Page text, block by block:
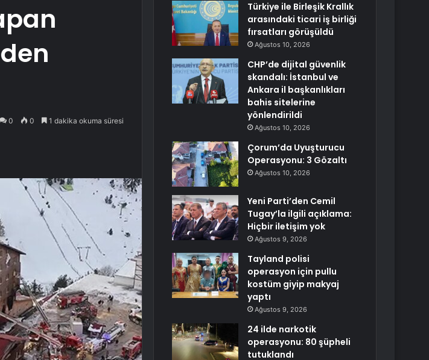
0 0 1 dakika okuma süresi
Türkiye ile Birleşik Krallık
arasındaki ticari iş birliği
fırsatları görüşüldü
Ağustos 10, 2026
CHP’de dijital güvenlik
skandalı: İstanbul ve
Ankara il başkanlıkları
bahis sitelerine
yönlendirildi
Ağustos 10, 2026
Çorum’da Uyuşturucu
Operasyonu: 3 Gözaltı
Ağustos 10, 2026
Yeni Parti’den Cemil
Tugay’la ilgili açıklama:
Hiçbir iletişim yok
Ağustos 9, 2026
Tayland polisi
operasyon için pullu
kostüm giyip makyaj
yaptı
Ağustos 9, 2026
24 ilde narkotik
operasyonu: 80 şüpheli
tutuklandı